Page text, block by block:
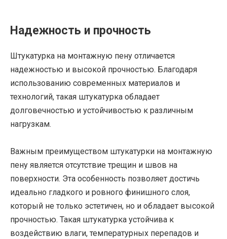
Надежность и прочность
Штукатурка на монтажную пену отличается
надежностью и высокой прочностью. Благодаря
использованию современных материалов и
технологий, такая штукатурка обладает
долговечностью и устойчивостью к различным
нагрузкам.
Важным преимуществом штукатурки на монтажную
пену является отсутствие трещин и швов на
поверхности. Эта особенность позволяет достичь
идеально гладкого и ровного финишного слоя,
который не только эстетичен, но и обладает высокой
прочностью. Такая штукатурка устойчива к
воздействию влаги, температурных перепадов и